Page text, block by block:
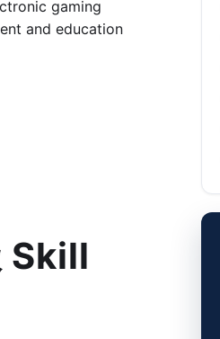
gaming
and education
Skill